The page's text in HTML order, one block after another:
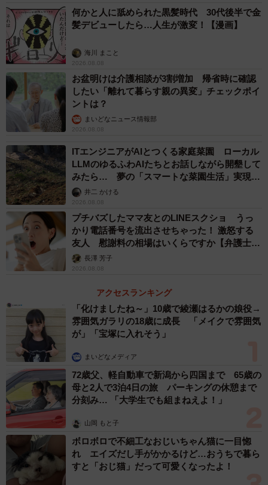
何かと人に舐められた黒髪時代 30代後半で金
髪デビューしたら…人生が激変！【漫画】
海川 まこと
2026.08.08
お盆明けは介護相談が3割増加 帰省時に確認
したい「離れて暮らす親の異変」チェックポイ
ントは？
まいどなニュース情報部
2026.08.08
ITエンジニアがAIとつくる家庭菜園 ローカル
LLMのゆるふわAIたちとお話しながら開墾して
みたら… 夢の「スマートな菜園生活」実現な
るか井二 かける
2026.08.08
プチバズしたママ友とのLINEスクショ うっ
かり電話番号を流出させちゃった！ 激怒する
友人 慰謝料の相場はいくらですか【弁護士が
解説】長澤 芳子
2026.08.08
アクセスランキング
「化けましたね～」10歳で綾瀬はるかの娘役→
雰囲気ガラリの18歳に成長 「メイクで雰囲気
が」「宝塚に入れそう」
まいどなメディア
72歳父、軽自動車で新潟から四国まで 65歳の
母と2人で3泊4日の旅 パーキングの休憩まで
分刻み… 「大学生でも組まねえよ！」
山岡 もと子
ボロボロで不細工なおじいちゃん猫に一目惚
れ エイズだし手がかかるけど…おうちで暮ら
すと「おじ猫」だって可愛くなったよ！